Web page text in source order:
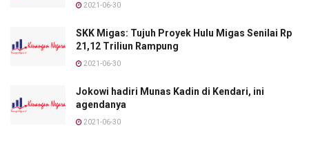
2021-06-30
SKK Migas: Tujuh Proyek Hulu Migas Senilai Rp
21,12 Triliun Rampung
2021-06-30
Jokowi hadiri Munas Kadin di Kendari, ini
agendanya
2021-06-30